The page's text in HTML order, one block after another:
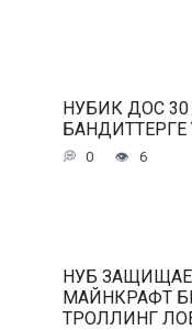
НУБИК ДОС
0 6
НУБ
МАЙНКРАФТ
ТРОЛЛИНГ